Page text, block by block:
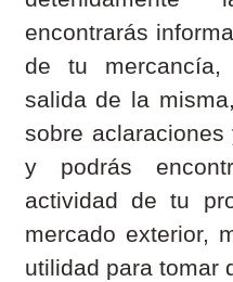
encontrarás
de tu
salida de la
sobre
y podrás
actividad de tu
mercado exterior,
utilidad para tomar